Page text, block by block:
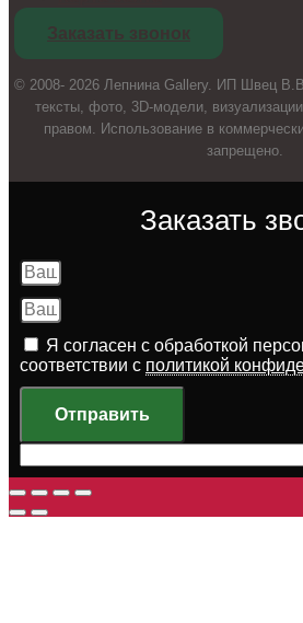
Заказать звонок
© 2008- 2026 Лепнина Gallery. ИП Швец
тексты, фото, 3D-модели,
правом. Использование в
запрещено.
Заказать
Я согласен с обработкой
соответствии с политикой
Отправить